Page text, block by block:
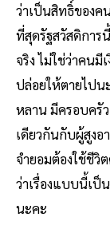
ว่าเป็นสิทธิ์ของค
ที่สุดรัฐสวัสดิกา
จริง ไม่ใช่ว่าคน
ปล่อยให้ตายไปน
หลาน มีครอบครั
เดียวกันกับผู้สูง
จำยอมต้องใช้ชีวิ
ว่าเรื่องแบบนี้เป็
นะคะ